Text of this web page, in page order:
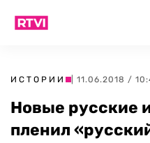
ИСТОРИИ | 11.06.2018 /
Новые русские
пленил